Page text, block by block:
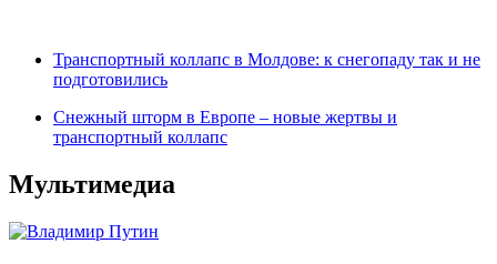
Транспортный коллапс в Молдове: к снегопаду так и не
подготовились
Снежный шторм в Европе – новые жертвы и
транспортный коллапс
Мультимедиа